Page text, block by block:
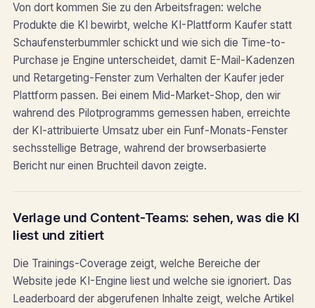
Von dort kommen Sie zu den Arbeitsfragen: welche
Produkte die KI bewirbt, welche KI-Plattform Kaufer statt
Schaufensterbummler schickt und wie sich die Time-to-
Purchase je Engine unterscheidet, damit E-Mail-Kadenzen
und Retargeting-Fenster zum Verhalten der Kaufer jeder
Plattform passen. Bei einem Mid-Market-Shop, den wir
wahrend des Pilotprogramms gemessen haben, erreichte
der KI-attribuierte Umsatz uber ein Funf-Monats-Fenster
sechsstellige Betrage, wahrend der browserbasierte
Bericht nur einen Bruchteil davon zeigte.
Verlage und Content-Teams: sehen, was die KI
liest und zitiert
Die Trainings-Coverage zeigt, welche Bereiche der
Website jede KI-Engine liest und welche sie ignoriert. Das
Leaderboard der abgerufenen Inhalte zeigt, welche Artikel